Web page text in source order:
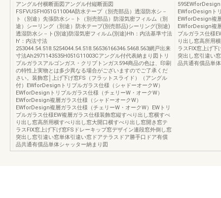
アングル付横断面図アングル付縦断面図
FSFVUSFH051G11004A防水テープ（別売部品）透湿防水シ－
ト（別途）先張防水シ－ト（別売部品）防湿気密フィルム（別
途）シーリング（別途）防水テープ(別売部品)シーリング(別途)
透湿防水シ－ト(別途)防湿気密フィルム(別途)Hh：内法基準寸法
h'：内法寸法
253044.54.518.5254044.54.518.56536166346.5468.563網戸出来
寸法Ah2971143535H051G11003Cアングル付代表納まり図トリ
プルガラスアルゴンガス・クリプトンガス594商品の色は、印刷
の特性上実物とは多少異なる場合がございますのでご了承くだ
さい。装飾窓│上げ下げ窓FS（フラットスライド）（アングル
付）EWforDesignトリプルガラス仕様（シャドーオークW）
EWforDesignトリプルガラス仕様（チェリーW・オークW）
EWforDesign複層ガラス仕様（シャドーオークW）
EWforDesign複層ガラス仕様（チェリーW・オークW）EWトリ
プルガラス仕様EW複層ガラス仕様装飾窓縦すべり出し窓横すべ
り出し窓高所用横すべり出し窓大開口横すべり出し窓開き窓テ
ラスFIX窓上げ下げ窓FSドレーキップ窓デザイン連段窓外倒し窓
突出し窓引違い窓単体引違い窓ドアテラスドア勝手口ドア有償
品共通有償品単体シャッター納まり図
EWforDesignト
EWforDesign複
EWforDesign複
プルガラス仕様
り出し窓高所用
ラスFIX窓上げ下
突出し窓引違い
品共通有償品単